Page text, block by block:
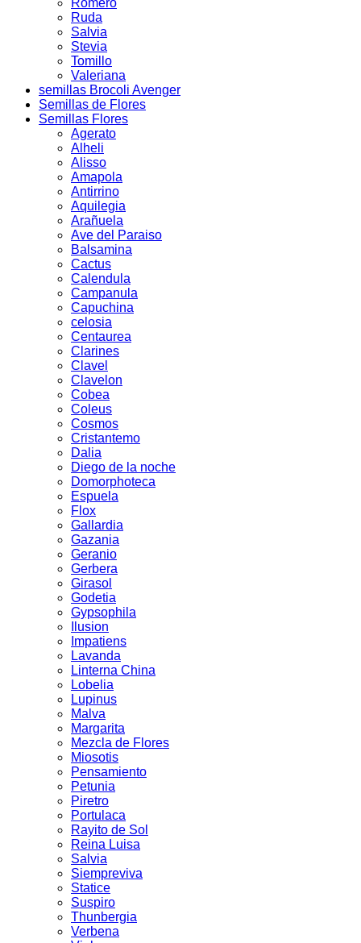
Romero
Ruda
Salvia
Stevia
Tomillo
Valeriana
semillas Brocoli Avenger
Semillas de Flores
Semillas Flores
Agerato
Alheli
Alisso
Amapola
Antirrino
Aquilegia
Arañuela
Ave del Paraiso
Balsamina
Cactus
Calendula
Campanula
Capuchina
celosia
Centaurea
Clarines
Clavel
Clavelon
Cobea
Coleus
Cosmos
Cristantemo
Dalia
Diego de la noche
Domorphoteca
Espuela
Flox
Gallardia
Gazania
Geranio
Gerbera
Girasol
Godetia
Gypsophila
Ilusion
Impatiens
Lavanda
Linterna China
Lobelia
Lupinus
Malva
Margarita
Mezcla de Flores
Miosotis
Pensamiento
Petunia
Piretro
Portulaca
Rayito de Sol
Reina Luisa
Salvia
Siempreviva
Statice
Suspiro
Thunbergia
Verbena